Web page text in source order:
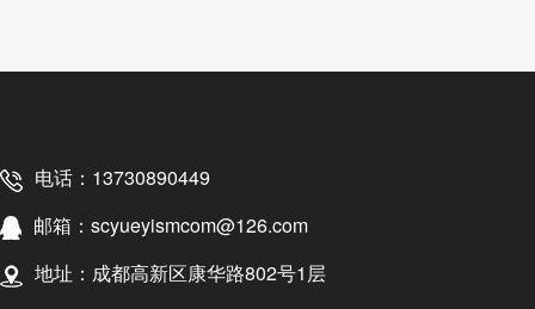
电话：13730890449
邮箱：scyueyismcom@126.com
地址：成都高新区康华路802号1层